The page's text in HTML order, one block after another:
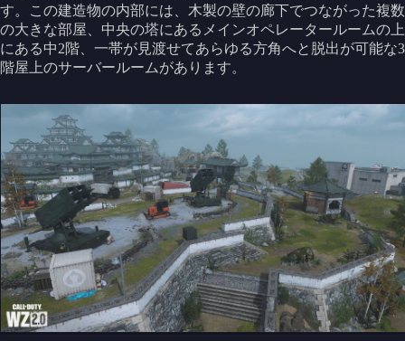
す。この建造物の内部には、木製の壁の廊下でつながった複数
の大きな部屋、中央の塔にあるメインオペレータールームの上
にある中2階、一帯が見渡せてあらゆる方角へと脱出が可能な3
階屋上のサーバールームがあります。